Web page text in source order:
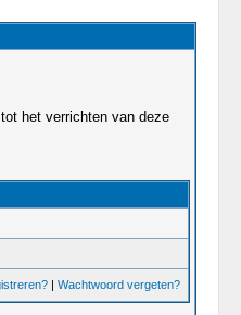
het verrichten van deze
| Wachtwoord vergeten?